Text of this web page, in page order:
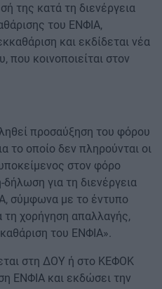
της κατά τη διενέργεια
του ΕΝΦΙΑ,
και εκδίδεται νέα
που κοινοποιείται στον
προσαύξηση του φόρου
το οποίο δεν πληρούνται οι
στον φόρο
δήλωση για τη διενέργεια
σύμφωνα με το έντυπο
χορήγηση απαλλαγής,
του ΕΝΦΙΑ».
στη ΔΟΥ ή στο ΚΕΦΟΚ
ΕΝΦΙΑ και εκδώσει την